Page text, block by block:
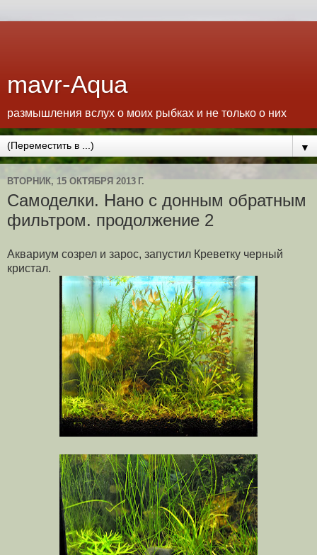
mavr-Aqua
размышления вслух о моих рыбках и не только о них
▼
ВТОРНИК, 15 ОКТЯБРЯ 2013 Г.
Самоделки. Нано с донным обратным
фильтром. продолжение 2
Аквариум созрел и зарос, запустил Креветку черный
кристал.